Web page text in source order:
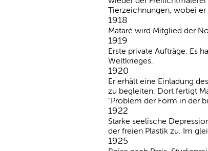
Tierzeichnungen, wobei er
1918
Mataré wird Mitglied der
1919
Erste private Aufträge. Es
Weltkrieges.
1920
Er erhält eine Einladung
zu begleiten. Dort fertigt
"Problem der Form in der
1922
Starke seelische
der freien Plastik zu. Im
1925